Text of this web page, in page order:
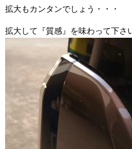
拡大もカンタンでしょう・・・
拡大して『質感』を味わって下さ